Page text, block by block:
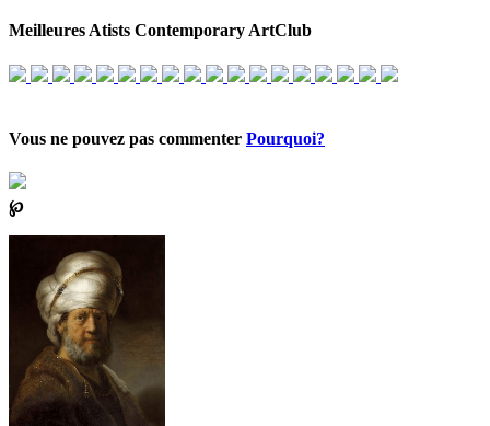
Meilleures Atists Contemporary ArtClub
Vous ne pouvez pas commenter Pourquoi?
℘